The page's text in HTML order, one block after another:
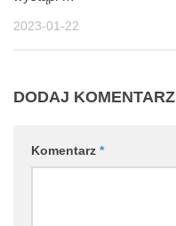
2023-01-22
DODAJ KOMENTARZ
Komentarz *